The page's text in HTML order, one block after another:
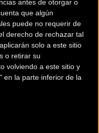
antes de otorgar o
que algún
puede no requerir de
derecho de rechazar tal
solo a este sitio
o retirar su
volviendo a este sitio y
en la parte inferior de la
© 1987–2026 HERE
cómohacerte tienda
clientes